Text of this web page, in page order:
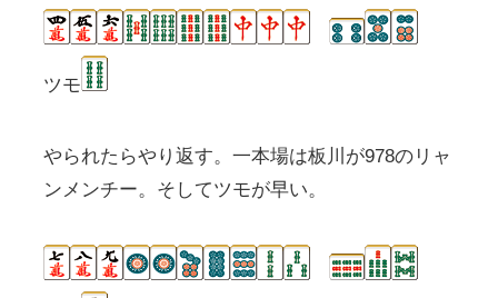
ツモ
やられたらやり返す。一本場は板川が978のリャ
ンメンチー。そしてツモが早い。